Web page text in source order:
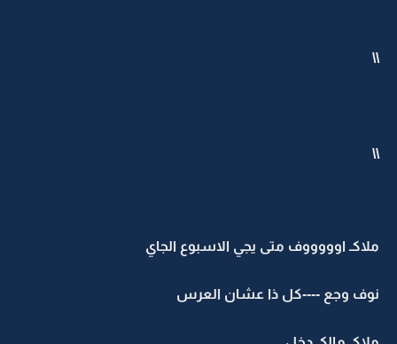
\\
\\
ملاكـ اوووووف متى يجي الاسبوع الجاي
نوف وجع ----كل ذا عشان العرس